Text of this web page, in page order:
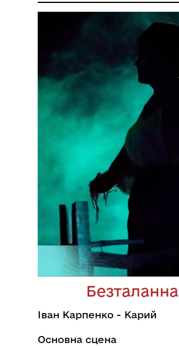
Безталанна
Іван Карпенко - Карий
Основна сцена